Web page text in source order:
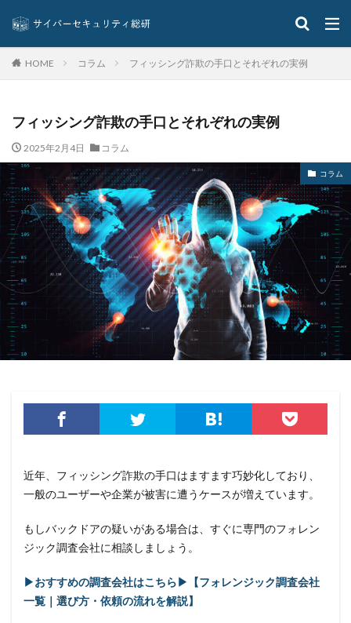
HOME コラム フィッシング詐欺の手口とそれぞれの実例
フィッシング詐欺の手口とそれぞれの実例
2025年2月4日 コラム
コラム
近年、フィッシング詐欺の手口はますます巧妙化しており、
一般のユーザーや企業が被害に遭うケースが増えています。
もしバックドアの疑いがある場合は、すぐに専門のフォレン
ジック調査会社に相談しましょう。
▶おすすめの調査会社はこちら▶【フォレンジック調査会社
一覧｜選び方・依頼の流れを解説】